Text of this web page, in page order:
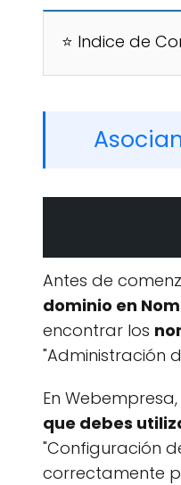
⭐ Indice de
Antes de
dominio en
encontrar los
"Administración
En
que debes
"Configuración
correctamente